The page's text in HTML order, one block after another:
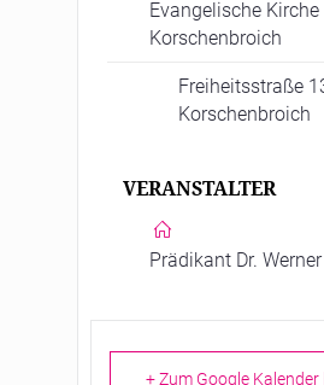
Evangelische Kirche
Korschenbroich
Freiheitsstraße
Korschenbroich
VERANSTALTER
Prädikant Dr.
+ Zum Google